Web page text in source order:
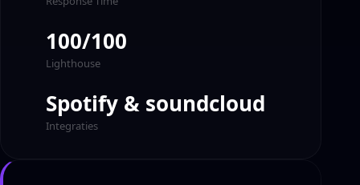
100/100
Lighthouse
Spotify & soundcloud
Integraties